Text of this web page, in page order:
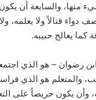
منها، والسابعة أن
دواء قتالاً ولا يعلمه،
كما يعالج حبيبه.
رضوان – هو الذي
والمتعلم هو الذي
يكون حريصاً على